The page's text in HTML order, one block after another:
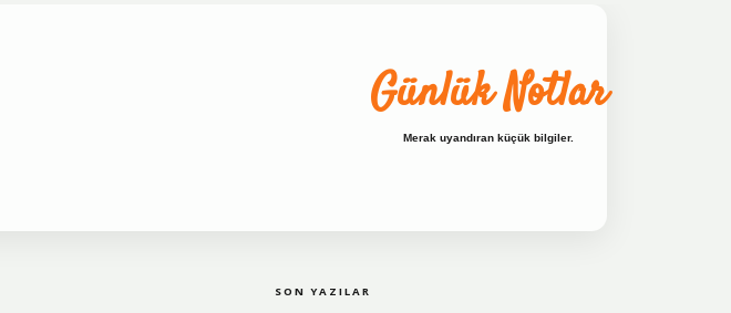
Günlük Notlar
Merak uyandıran küçük bilgiler.
SON YAZILAR